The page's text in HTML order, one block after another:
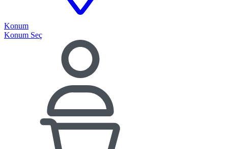
Konum
Konum Seç